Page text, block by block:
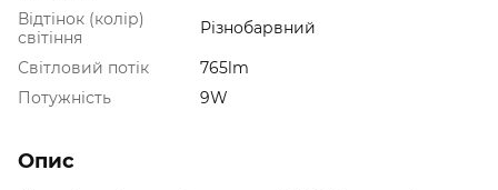
Відтінок (колір)
світіння
Різнобарвний
Світловий потік
765lm
Потужність
9W
Опис